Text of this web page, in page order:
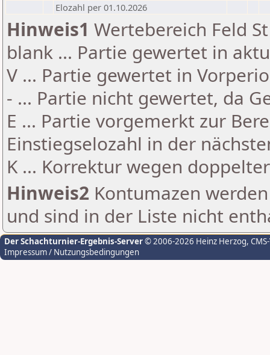
Elozahl per 01.10.2026
Hinweis1 Wertebereich Feld
blank ... Partie gewertet in
V ... Partie gewertet in
- ... Partie nicht gewertet, da
E ... Partie vorgemerkt zur
Einstiegselozahl in der
K ... Korrektur wegen
Hinweis2 Kontumazen
und sind in der Liste nicht
Der Schachturnier-Ergebnis-Server© 2006-2026 Heinz Herzog,
Impressum / Nutzungsbedingungen